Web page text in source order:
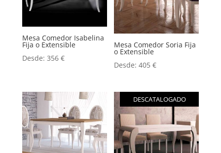
Mesa Comedor Isabelina
Fija o Extensible
Desde: 356 €
Mesa Comedor Soria Fija
o Extensible
Desde:405€
DESCATALOGADO